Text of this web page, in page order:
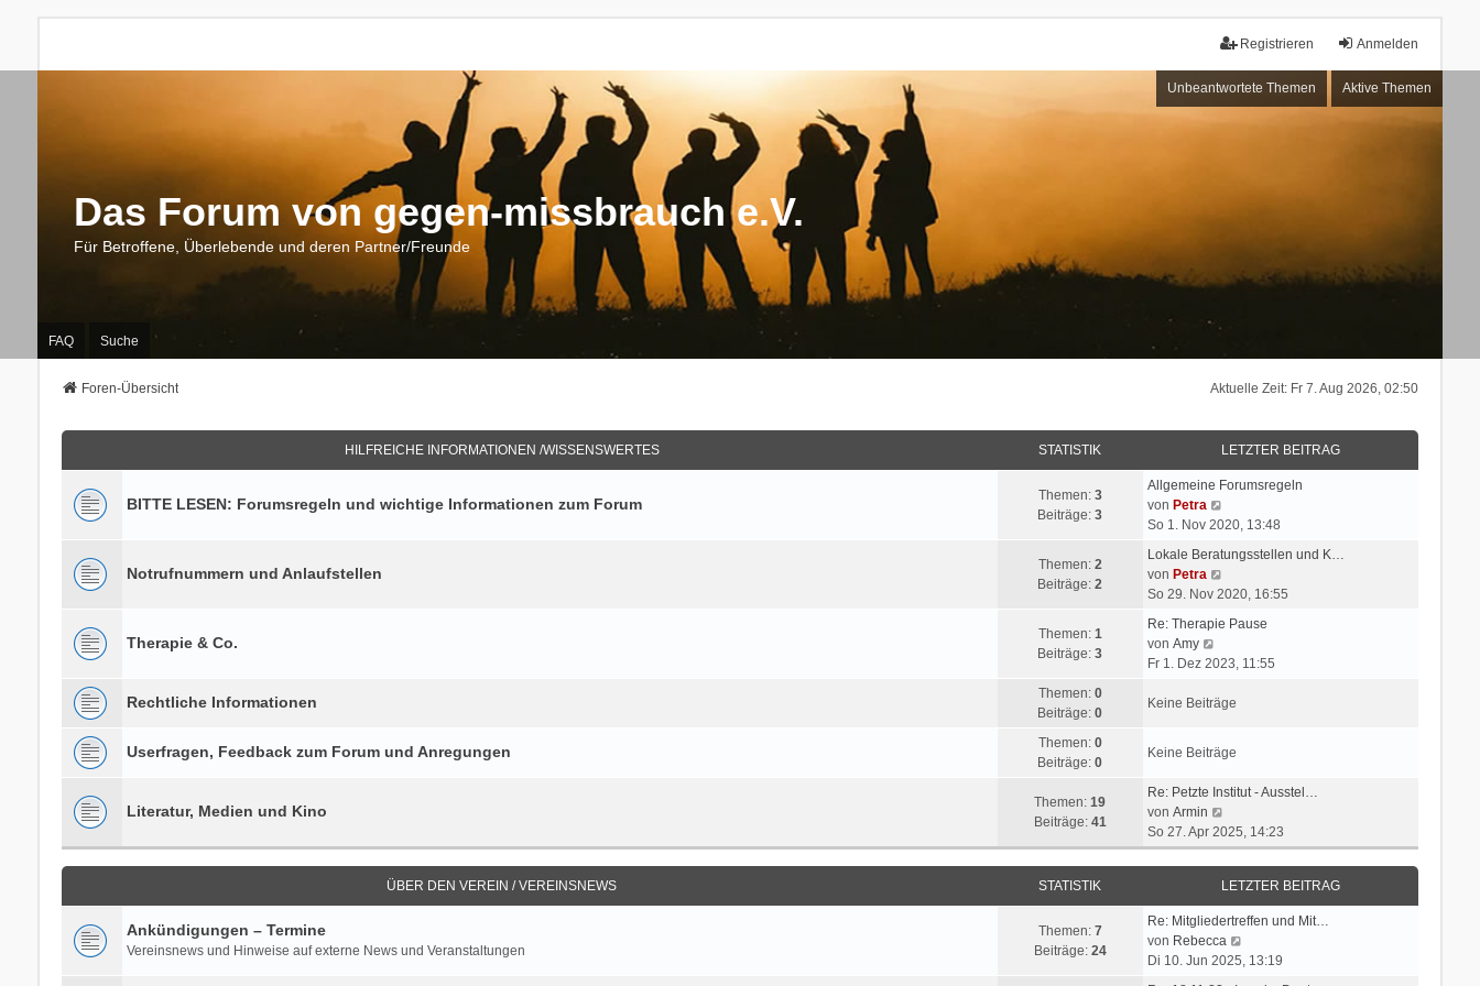
Anmelden
Registrieren
Unbeantwortete Themen Aktive Themen
Das Forum von gegen-missbrauch e.V.
Für Betroffene, Überlebende und deren Partner/Freunde
FAQ Suche
Aktuelle Zeit: Fr 7. Aug 2026, 02:50
Foren-Übersicht
HILFREICHE INFORMATIONEN /WISSENSWERTES STATISTIK LETZTER BEITRAG
BITTE LESEN: Forumsregeln und wichtige Informationen zum Forum Themen: 3
Beiträge:3
Allgemeine Forumsregeln
von Petra
e
e
t
e
B
i
a
So 1. Nov 2020, 13:48
Notrufnummern und Anlaufstellen Themen: 2
Beiträge:2
Lokale Beratungsstellen und K…
von Petra
e
e
t
r
e
t
a
g
So 29. Nov 2020, 16:55
Therapie & Co. Themen: 1
Beiträge:3
Re: Therapie Pause
von Amy
e
e
e
B
e
i
g
Fr 1. Dez 2023, 11:55
Rechtliche Informationen Themen: 0
Beiträge:0
Keine Beiträge
Userfragen, Feedback zum Forum und Anregungen Themen: 0
Beiträge:0
Keine Beiträge
Literatur, Medien und Kino Themen:19
Beiträge: 41
Re: Petzte Institut - Ausstel…
von Armin
e
u
e
s
t
e
r
B
So 27. Apr 2025, 14:23
ÜBER DEN VEREIN / VEREINSNEWS STATISTIK LETZTER BEITRAG
Ankündigungen – Termine
Vereinsnews und Hinweise auf externe News und Veranstaltungen
Themen: 7
Beiträge: 24
Re: Mitgliedertreffen und Mit…
von Rebecca
e
Di 10. Jun 2025, 13:19